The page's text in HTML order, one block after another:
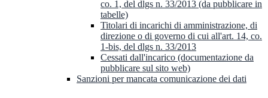
co. 1, del dlgs n. 33/2013 (da pubblicare in
tabelle)
Titolari di incarichi di amministrazione, di
direzione o di governo di cui all'art. 14, co.
1-bis, del dlgs n. 33/2013
Cessati dall'incarico (documentazione da
pubblicare sul sito web)
Sanzioni per mancata comunicazione dei dati